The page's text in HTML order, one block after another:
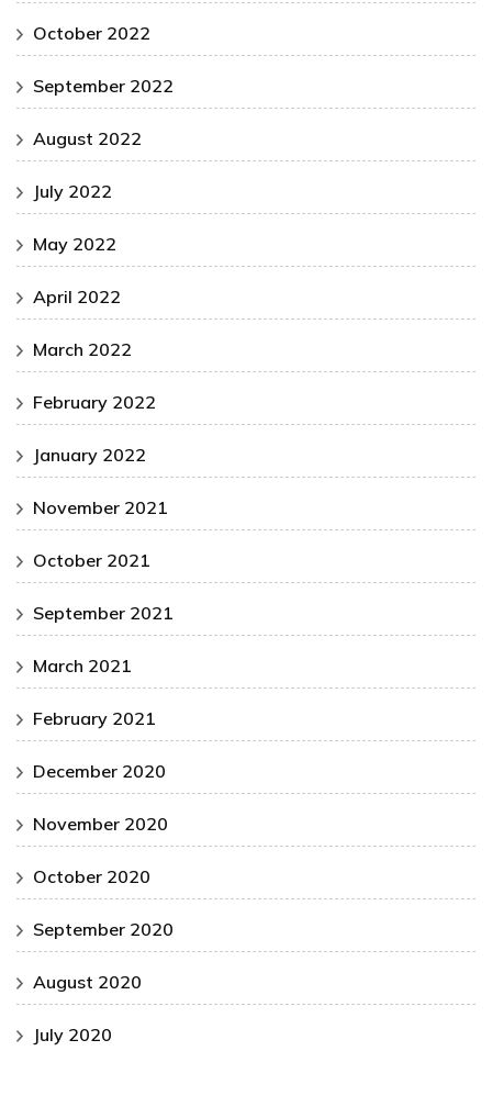
October 2022
September 2022
August 2022
July 2022
May 2022
April 2022
March 2022
February 2022
January 2022
November 2021
October 2021
September 2021
March 2021
February 2021
December 2020
November 2020
October 2020
September 2020
August 2020
July 2020